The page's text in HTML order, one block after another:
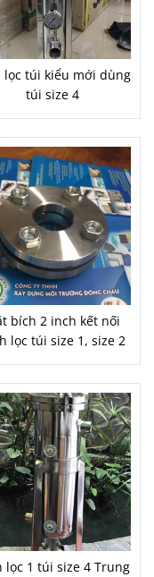
lọc túi kiểu mới dùng
túi size 4
bích 2 inch kết nối
lọc túi size 1, size 2
lọc 1 túi size 4 Trung